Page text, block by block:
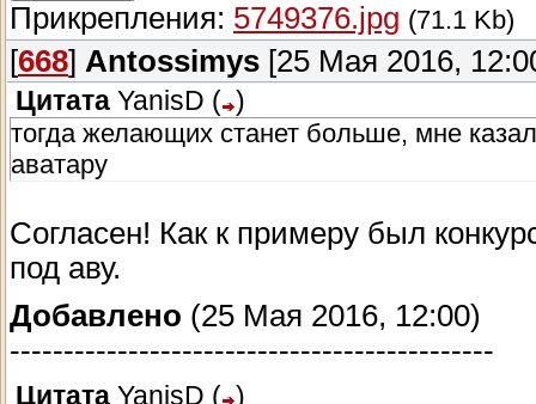
Прикрепления: 5749376.jpg (71.1 Kb)
[668] Antossimys [25 Мая 2016,
Цитата YanisD ( )
тогда желающих станет больше, мне
аватару
Согласен! Как к примеру был
под аву.
Добавлено (25 Мая 2016, 12:00)
---------------------------------------------
Цитата YanisD ( )